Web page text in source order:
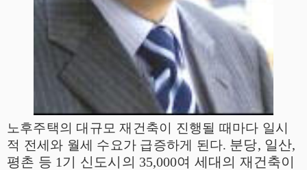
노후주택의 대규모 재건축이 진행될 때마다 일시
적 전세와 월세 수요가 급증하게 된다. 분당, 일산,
평촌 등 1기 신도시의 35,000여 세대의 재건축이